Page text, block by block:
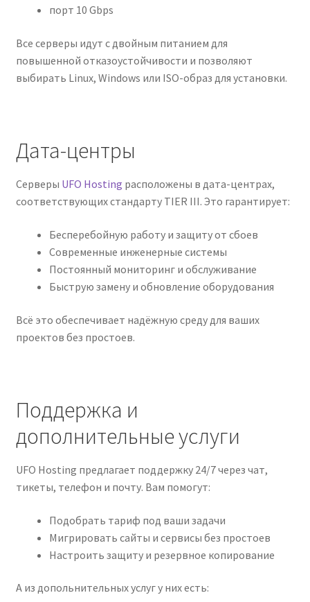
порт 10 Gbps
Все серверы идут с двойным питанием для
повышенной отказоустойчивости и позволяют
выбирать Linux, Windows или ISO-образ для установки.
Дата-центры
Серверы UFO Hosting расположены в дата-центрах,
соответствующих стандарту TIER III. Это гарантирует:
Бесперебойную работу и защиту от сбоев
Современные инженерные системы
Постоянный мониторинг и обслуживание
Быструю замену и обновление оборудования
Всё это обеспечивает надёжную среду для ваших
проектов без простоев.
Поддержка и
дополнительные услуги
UFO Hosting предлагает поддержку 24/7 через чат,
тикеты, телефон и почту. Вам помогут:
Подобрать тариф под ваши задачи
Мигрировать сайты и сервисы без простоев
Настроить защиту и резервное копирование
А из допольнительных услуг у них есть: